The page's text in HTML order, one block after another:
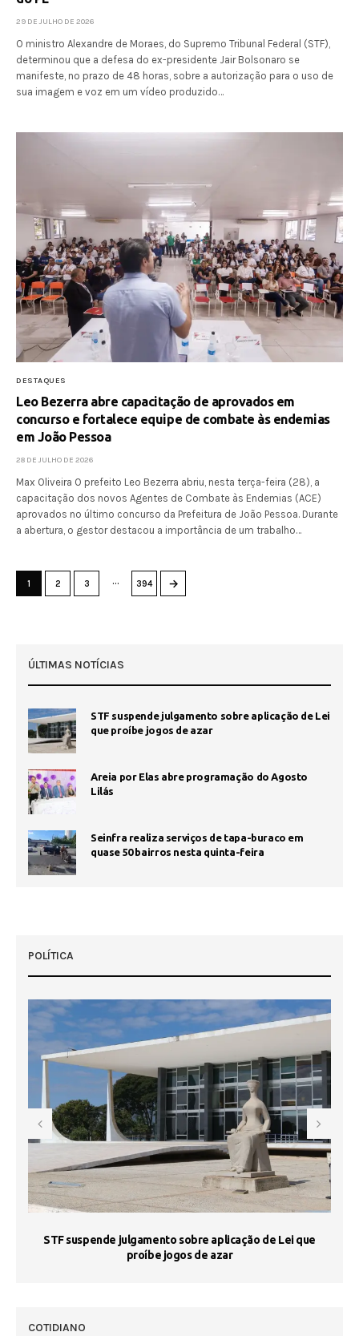
29 DE JULHO DE 2026
O ministro Alexandre de Moraes, do Supremo Tribunal Federal (STF),
determinou que a defesa do ex-presidente Jair Bolsonaro se
manifeste, no prazo de 48 horas, sobre a autorização para o uso de
sua imagem e voz em um vídeo produzido…
DESTAQUES
Leo Bezerra abre capacitação de aprovados em
concurso e fortalece equipe de combate às endemias
em João Pessoa
28 DE JULHO DE 2026
Max Oliveira O prefeito Leo Bezerra abriu, nesta terça-feira (28), a
capacitação dos novos Agentes de Combate às Endemias (ACE)
aprovados no último concurso da Prefeitura de João Pessoa. Durante
a abertura, o gestor destacou a importância de um trabalho…
1 2 3 … 394 →
ÚLTIMAS NOTÍCIAS
STF suspende julgamento sobre aplicação de Lei
que proíbe jogos de azar
Areia por Elas abre programação do Agosto
Lilás
Seinfra realiza serviços de tapa-buraco em
quase 50 bairros nesta quinta-feira
POLÍTICA
STF suspende julgamento sobre aplicação de Lei que
proíbe jogos de azar
COTIDIANO